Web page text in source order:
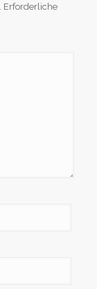
Erforderliche